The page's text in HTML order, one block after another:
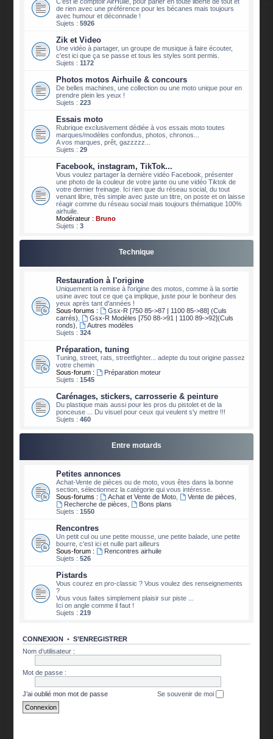
de rien avec une préférence pour les bécanes mais toujours
avec humour et déconnade !
Sujets :5926
Zik et Video
Une vidéo à partager, un groupe de musique à faire écouter,
c'est ici que ça se passe et tous les styles sont permis.
Sujets :1172
Photos motos Airhuile & concours
De belles machines, une collection ou une moto unique pour en
prendre plein les yeux !
Sujets :223
Essais moto
Rubrique exclusivement dédiée à vos essais moto toutes
marques/modèles confondus, photos, chronos...
A vos marques, prêt, gazzzzz...
Sujets :29
Facebook, instagram, TikTok...
Vous voulez partager la dernière vidéo Facebook, présenter
une photo de la couleur de votre jante ou une vidéo Tiktok de
votre dernier freinage. Ici rien que du réseau social, du tout
venant libre, très simple avec juste un titre, on poste et on laisse
réagir comme du réseau social mais toujours thématique 100%
airhuile.
Modérateur : Bruno
Sujets :3
Technique
Restauration à l'origine
Uniquement la remise à l'origine des motos, comme à la sortie
usine avec tout ce que ça implique, juste pour le bonheur des
yeux après tant d'années !
Sous-forums :
Gsx-R [750 85->87 | 1100 85->88] (Culs
carrés)
Gsx-R Modèles [750 88->91 | 1100 89->92](Culs
ronds)
Autres modèles
Sujets :324
Préparation, tuning
Tuning, street, rats, streetfighter... adepte du tout origine passez
votre chemin
Sous-forum :
Préparation moteur
Sujets :1545
Carénages, stickers, carrosserie & peinture
Du plastique mais aussi pour les pros du pistolet et de la
ponceuse ... Du visuel pour ceux qui veulent s'y mettre !!!
Sujets :460
Entre motards
Petites annonces
Achat-Vente de pièces ou de moto, vous êtes dans la bonne
section, sélectionnez la catégorie qui vous intéresse.
Sous-forums :
Achat et Vente de Moto Vente de pièces
Recherche de pièces
Bons plans
Sujets :1550
Rencontres
Un petit cul ou une petite mousse, une petite balade, une petite
bourre, c'est ici et nulle part ailleurs
Sous-forum :
Rencontres airhuile
Sujets :526
Pistards
Vous courez en pro-classic ? Vous voulez des renseignements
?
Vous vous faites simplement plaisir sur piste ...
Ici on angle comme il faut !
Sujets :219
CONNEXION •S’ENREGISTRER
Nom d’utilisateur :
Mot de passe :
J’ai oublié mon mot de passe Se souvenir de moi